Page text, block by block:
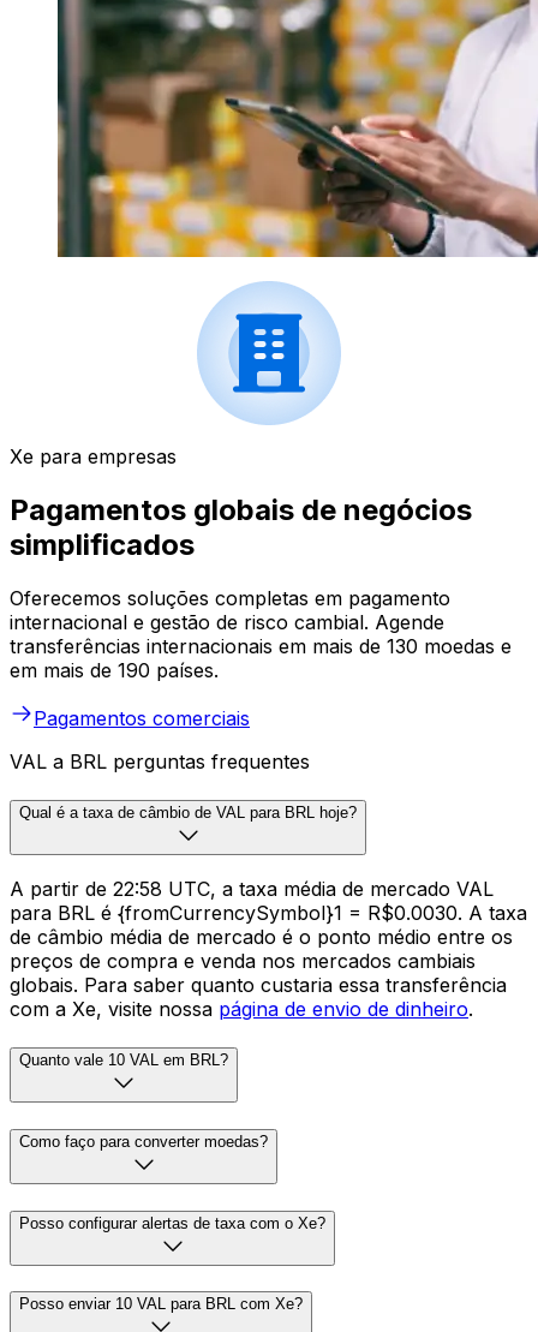
Xe para empresas
Pagamentos globais de negócios
simplificados
Oferecemos soluções completas em pagamento
internacional e gestão de risco cambial. Agende
transferências internacionais em mais de 130 moedas e
em mais de 190 países.
Pagamentos comerciais
VAL a BRL perguntas frequentes
Qual é a taxa de câmbio de VAL para BRL hoje?
A partir de 22:58 UTC, a taxa média de mercado VAL
para BRL é {fromCurrencySymbol}1 = R$0.0030. A taxa
de câmbio média de mercado é o ponto médio entre os
preços de compra e venda nos mercados cambiais
globais. Para saber quanto custaria essa transferência
com a Xe, visite nossa página de envio de dinheiro.
Quanto vale 10 VAL em BRL?
Como faço para converter moedas?
Posso configurar alertas de taxa com o Xe?
Posso enviar 10 VAL para BRL com Xe?